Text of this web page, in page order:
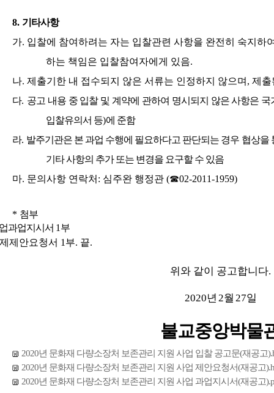
8. 기타사항
가. 입찰에 참여하려는 자는 입찰관련 사항을 완전히 숙지하
하는 책임은 입찰참여자에게 있음.
나. 제출기한 내 접수되지 않은 서류는 인정하지 않으며 , 제출
다. 공고 내용 중 입찰 및 계약에 관하여 명시되지 않은 사항은 국
입찰유의서 등)에 준함
라. 발주기관은 본 과업 수행에 필요하다고 판단되는 경우 협상을
기타 사항의 추가 또는 변경을 요구할 수 있음
마. 문의사항 연락처 : 심주완 행정관 (☎02-2011-1959)
* 첨부
과업지시서 1 부
제안요청서 1 부. 끝.
위와 같이 공고합니다.
2020년 2월 27일
불교중앙박물
2020년 문화재 다량소장처 보존관리 지원 사업 입찰 공고문(재공고
2020년 문화재 다량소장처 보존관리 지원 사업 제안요청서(재공고
2020년 문화재 다량소장처 보존관리 지원 사업 과업지시서(재공고